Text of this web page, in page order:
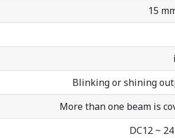
15
Blinking or shining
More than one beam is
DC12 ~